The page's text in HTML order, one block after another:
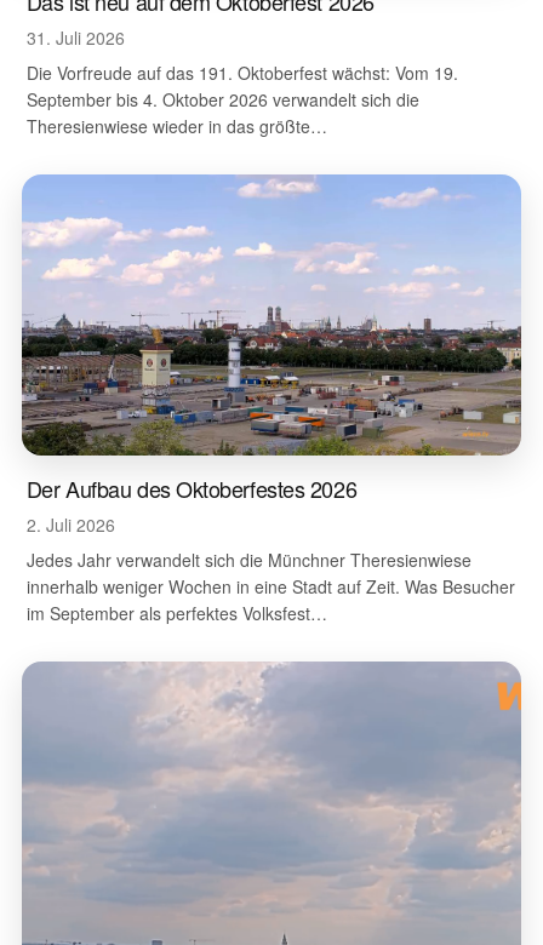
31. Juli 2026
Die Vorfreude auf das 191. Oktoberfest wächst: Vom 19.
September bis 4. Oktober 2026 verwandelt sich die
Theresienwiese wieder in das größte…
Der Aufbau des Oktoberfestes 2026
2. Juli 2026
Jedes Jahr verwandelt sich die Münchner Theresienwiese
innerhalb weniger Wochen in eine Stadt auf Zeit. Was Besucher
im September als perfektes Volksfest…